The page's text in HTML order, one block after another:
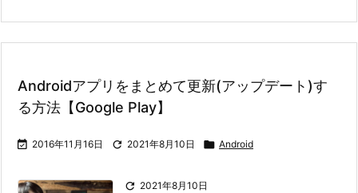
Androidアプリをまとめて更新(アップデート)す
る方法【Google Play】
 2016年11月16日  2021年8月10日  Android
 2021年8月10日